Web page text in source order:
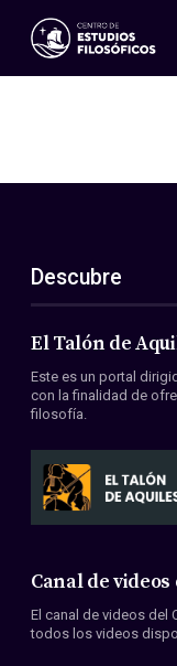
Eventos
ES
EN
Acerca de nosotros
Miembros
Convenios
Descubre
El Talón de
Este es un portal
con la finalidad de
filosofía.
Canal de videos
El canal de videos del
todos los videos